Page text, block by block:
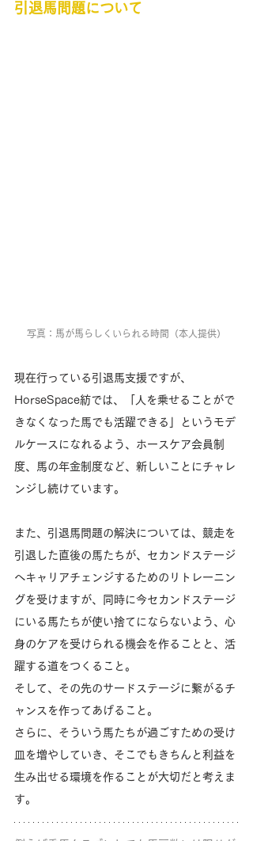
引退馬問題について
写真：馬が馬らしくいられる時間（本人提供）
現在行っている引退馬支援ですが、
HorseSpace紡では、「人を乗せることがで
きなくなった馬でも活躍できる」というモデ
ルケースになれるよう、ホースケア会員制
度、馬の年金制度など、新しいことにチャレ
ンジし続けています。
また、引退馬問題の解決については、競走を
引退した直後の馬たちが、セカンドステージ
へキャリアチェンジするためのリトレーニン
グを受けますが、同時に今セカンドステージ
にいる馬たちが使い捨てにならないよう、心
身のケアを受けられる機会を作ることと、活
躍する道をつくること。
そして、その先のサードステージに繋がるチ
ャンスを作ってあげること。
さらに、そういう馬たちが過ごすための受け
皿を増やしていき、そこでもきちんと利益を
生み出せる環境を作ることが大切だと考えま
す。